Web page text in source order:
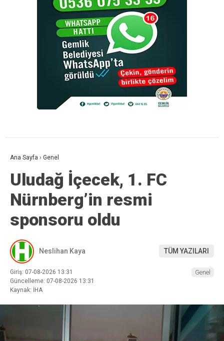
Ana Sayfa › Genel
Uludağ İçecek, 1. FC
Nürnberg’in resmi
sponsoru oldu
Neslihan Kaya TÜM YAZILARI
Giriş: 07-08-2026 13:31
Güncelleme: 07-08-2026 13:31
Kaynak: İHA
Genel